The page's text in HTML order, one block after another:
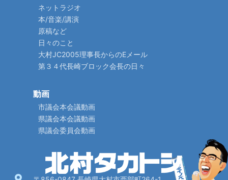
ネットラジオ
本/音楽/講演
原稿など
日々のこと
大村JC2005理事長からのEメール
第３４代長崎ブロック会長の日々
動画
市議会本会議動画
県議会本会議動画
県議会委員会動画